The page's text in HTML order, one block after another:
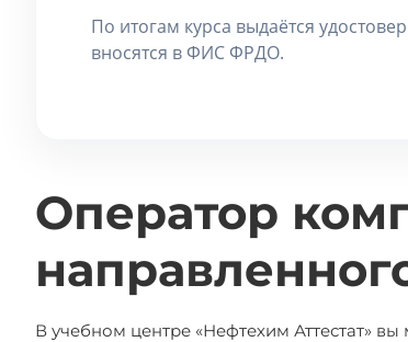
По итогам курса выдаётся
вносятся в ФИС ФРДО.
Оператор
В учебном центре «Нефтехим Аттестат»